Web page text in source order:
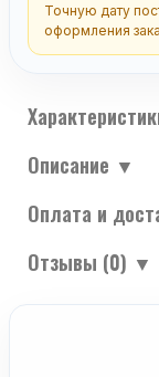
Точную дату
оформления
Описание ▼
Оплата и
Отзывы (0) ▼